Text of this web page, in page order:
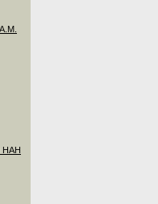
А.М.
НАН